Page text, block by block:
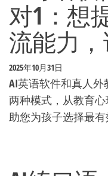
对1：想
流能力
2025年10月31日
AI英语软件和真人
两种模式，从教育
助您为孩子选择最有